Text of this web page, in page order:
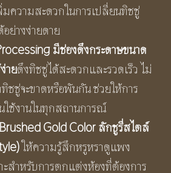
ความสะดวกในการเปลี่ยนทิชชู่
ย่างง่ายดาย
มีช่องดึงกระดาษขนาด
ายดึงทิชชู่ได้สะดวกและรวดเร็ว ไม่
ชชู่จะขาดหรือพันกัน ช่วยให้การ
ช้งานในทุกสถานการณ์
Brushed Gold Color ลักชูรี่สไตล์
ให้ความรู้สึกหรูหราดูแพง
ะสำหรับการตกแต่งห้องที่ต้องการ